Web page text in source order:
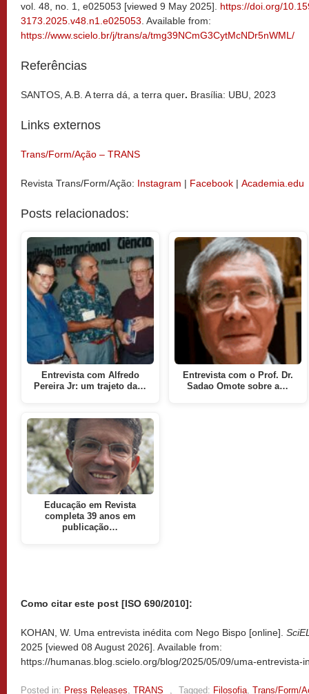
vol. 48, no. 1, e025053 [viewed 9 May 2025]. https://doi.org/
3173.2025.v48.n1.e025053. Available from:
https://www.scielo.br/j/trans/a/tmg39NCmG3CytMcNDr5nWML/
Referências
SANTOS, A.B. A terra dá, a terra quer. Brasília: UBU, 2023
Links externos
Trans/Form/Ação – TRANS
Revista Trans/Form/Ação: Instagram | Facebook | Academia.edu
Posts relacionados:
Entrevista com Alfredo
Pereira Jr: um trajeto da…
Educação em Revista
completa 39 anos em
publicação…
Entrevista com o Prof. Dr.
Sadao Omote sobre a…
Como citar este post [ISO 690/2010]:
KOHAN, W. Uma entrevista inédita com Nego Bispo [online].
2025 [viewed 08 August 2026]. Available from:
https://humanas.blog.scielo.org/blog/2025/05/09/uma-entrevista-
Posted in: Press Releases TRANS Tagged: Filosofia Trans/Form/